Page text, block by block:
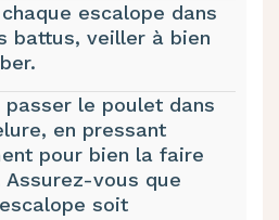
escalope dans
battus, veiller à bien
passer le poulet dans
en pressant
pour bien la faire
Assurez-vous que
soit